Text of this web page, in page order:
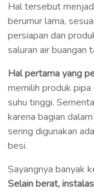
Hal tersebut
berumur lama,
persiapan dan
saluran air buangan
Hal pertama yang
memilih produk
suhu tinggi.
karena bagian
sering digunakan
besi.
Sayangnya banyak
Selain berat,